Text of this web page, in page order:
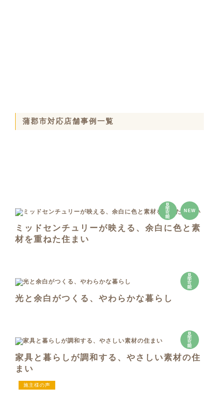
蒲郡市対応店舗事例一覧
見
学
可
能
NEW
ミッドセンチュリーが映える、余白に色と素
材を重ねた住まい
見
学
可
能
光と余白がつくる、やわらかな暮らし
見
学
可
能
家具と暮らしが調和する、やさしい素材の住
まい
施主様の声